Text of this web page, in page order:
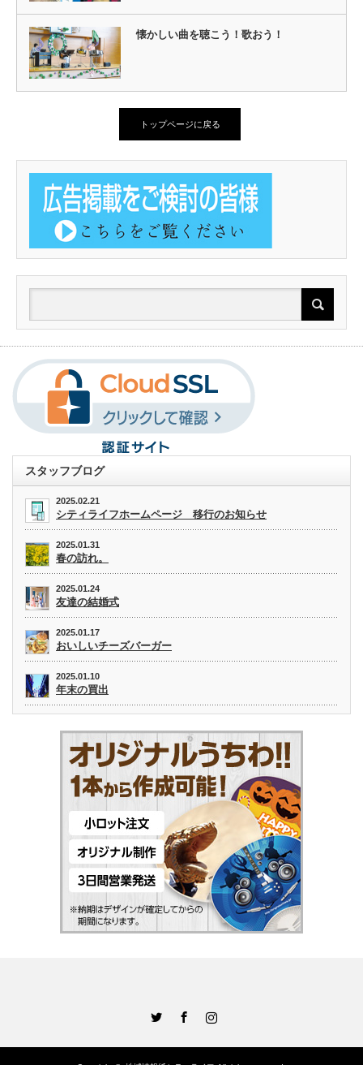
懐かしい曲を聴こう！歌おう！
トップページに戻る
スタッフブログ
2025.02.21
シティライフホームページ 移行のお知らせ
2025.01.31
春の訪れ。
2025.01.24
友達の結婚式
2025.01.17
おいしいチーズバーガー
2025.01.10
年末の買出